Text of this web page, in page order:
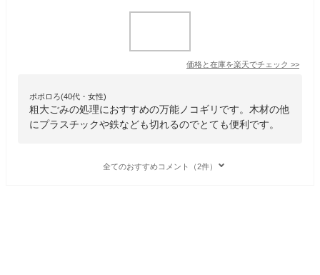
価格と在庫を楽天でチェック >>
ポポロろ(40代・女性)
粗大ごみの処理におすすめの万能ノコギリです。木材の他
にプラスチックや鉄なども切れるのでとても便利です。
全てのおすすめコメント（2件）